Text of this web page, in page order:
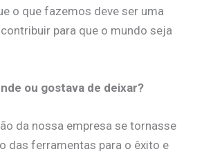
o que fazemos deve ser uma
para que o mundo seja
ou gostava de deixar?
da nossa empresa se tornasse
das ferramentas para o êxito e